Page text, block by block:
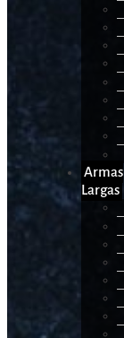
Armas
Largas